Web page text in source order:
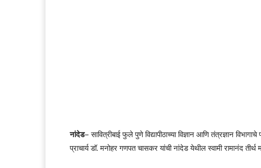
नांदेड– सावित्रीबाई फुले पुणे विद्यापीठाच्या विज्ञान आणि तंत्रज्ञान
प्राचार्य डॉ. मनोहर गणपत चासकर यांची नांदेड येथील स्वामी रामानंद